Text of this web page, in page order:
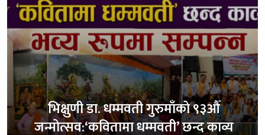
भिक्षुणी डा. धम्मवती गुरुमाँको ९३औँ
जन्मोत्सव:‘कवितामा धम्मवती’ छन्द काव्य